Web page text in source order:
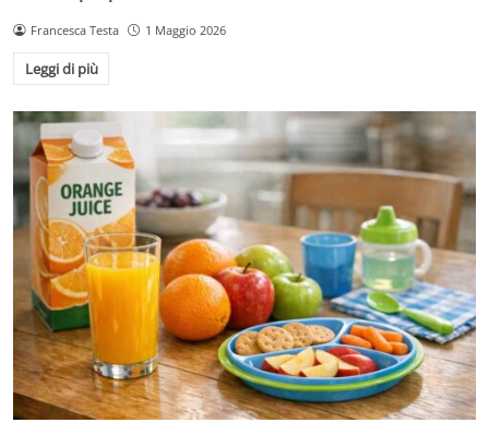
Francesca Testa 1 Maggio 2026
Leggi di più